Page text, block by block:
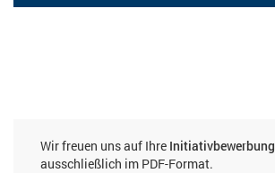
Wir freuen uns auf Ihre Initiativbewerbung
ausschließlich im PDF-Format.